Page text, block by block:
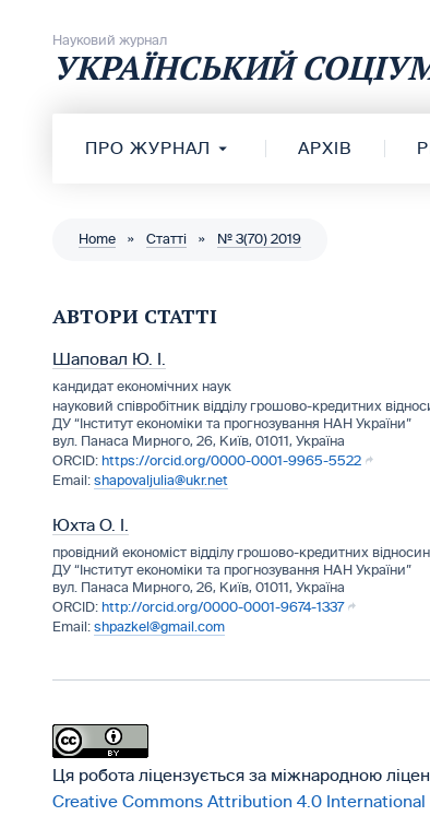
Науковий журнал
УКРАЇНСЬКИЙ
ПРО ЖУРНАЛ АРХІВ
Home » Статті » № 3(70) 2019
АВТОРИ СТАТТІ
Шаповал Ю. І.
кандидат економічних наук
науковий співробітник відділу грошово-кредитних
ДУ “Інститут економіки та прогнозування НАН України”
вул. Панаса Мирного, 26, Київ, 01011, Україна
https://orcid.org/0000-0001-9965-5522
shapovaljulia@ukr.net
Юхта О. І.
провідний економіст відділу грошово-кредитних відносин
ДУ “Інститут економіки та прогнозування НАН України”
вул. Панаса Мирного, 26, Київ, 01011, Україна
http://orcid.org/0000-0001-9674-1337
shpazkel@gmail.com
Ця робота ліцензується за міжнародною
Creative Commons Attribution 4.0 International